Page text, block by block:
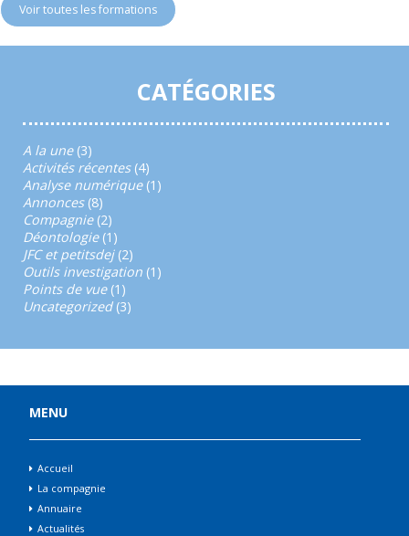
Voir toutes les formations
CATÉGORIES
A la une(3)
Activités récentes(4)
Analyse numérique(1)
Annonces(8)
Compagnie(2)
Déontologie(1)
JFC et petitsdej(2)
Outils investigation (1)
Points de vue(1)
Uncategorized(3)
MENU
Accueil
La compagnie
Annuaire
Actualités